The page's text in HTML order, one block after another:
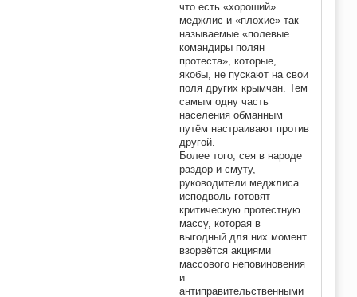
что есть «хороший»
меджлис и «плохие» так
называемые «полевые
командиры полян
протеста», которые,
якобы, не пускают на свои
поля других крымчан. Тем
самым одну часть
населения обманным
путём настраивают против
другой.
Более того, сея в народе
раздор и смуту,
руководители меджлиса
исподволь готовят
критическую протестную
массу, которая в
выгодный для них момент
взорвётся акциями
массового неповиновения
и
антиправительственными